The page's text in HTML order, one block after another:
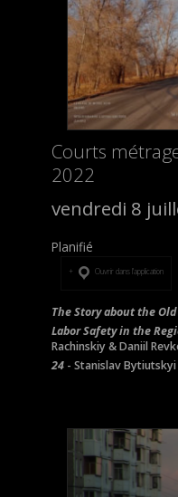
Courts
2022
vendredi 8
Planifié
Ouvrir dans l’application
The Story about the
Labor Safety in the
Rachinskiy & Daniil
24- Stanislav Bytiutskyi